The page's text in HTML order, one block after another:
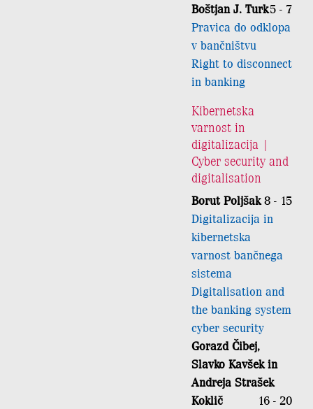
Boštjan J. Turk5 - 7
Pravica do odklopa
v bančništvu
Right to disconnect
in banking
Kibernetska
varnost in
digitalizacija |
Cyber security and
digitalisation
Borut Poljšak 8 - 15
Digitalizacija in
kibernetska
varnost bančnega
sistema
Digitalisation and
the banking system
cyber security
Gorazd Čibej,
Slavko Kavšek in
Andreja Strašek
Koklič
16 - 20